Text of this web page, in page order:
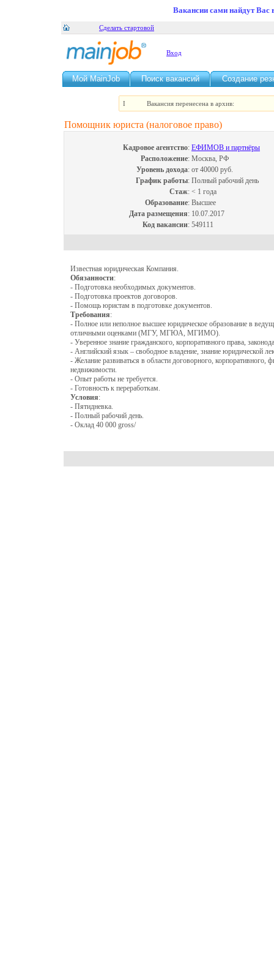
Вакансии сами найдут Вас
Сделать стартовой
Вход
Мой MainJob Поиск вакансий Создание
I Вакансия перенесена в архив:
Помощник юриста (налоговое право)
Кадровое агентство: ЕФИМОВ и партнёры
Расположение: Москва, РФ
Уровень дохода: от 40000 руб.
График работы: Полный рабочий день
Стаж: < 1 года
Образование: Высшее
Дата размещения: 10.07.2017
Код вакансии: 549111
Известная юридическая Компания.
Обязанности:
- Подготовка необходимых документов.
- Подготовка проектов договоров.
- Помощь юристам в подготовке документов.
Требования:
- Полное или неполное высшее юридическое образование в
отличными оценками (МГУ, МГЮА, МГИМО).
- Уверенное знание гражданского, корпоративного права,
- Английский язык – свободное владение, знание юридической
- Желание развиваться в области договорного, корпоративного,
недвижимости.
- Опыт работы не требуется.
- Готовность к переработкам.
Условия:
- Пятидневка.
- Полный рабочий день.
- Оклад 40 000 gross/